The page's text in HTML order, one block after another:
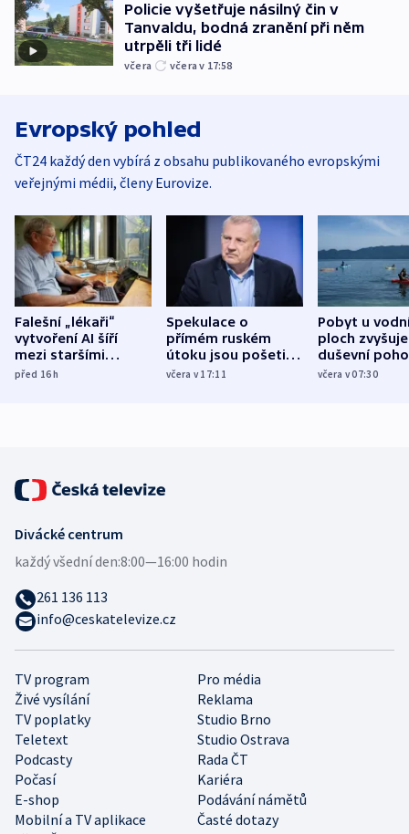
Policie vyšetřuje násilný čin v
Tanvaldu, bodná zranění při něm
utrpěli tři lidé
včera včera v 17:58
Evropský pohled
ČT24 každý den vybírá z obsahu publikovaného evropskými
veřejnými médii, členy Eurovize.
Falešní „lékaři“
vytvoření AI šíří
mezi staršími
Poláky nebezpečné
před 16h
Spekulace o
přímém ruském
útoku jsou pošetilé,
míní estonský
včera v 17:11
Pobyt u
ploch zvyšuje
duševní
ukázala
včera v 07:30
TV program
Pro média
Živé vysílání
Reklama
TV poplatky
Studio Brno
Teletext
Studio Ostrava
Podcasty
Rada ČT
Počasí
Kariéra
E-shop
Podávání námětů
Mobilní a TV aplikace
Časté dotazy
Divácké centrum
každý všední den:8:00—16:00 hodin
261 136 113
info@ceskatelevize.cz